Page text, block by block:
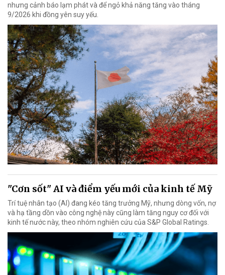
nhưng cảnh báo lạm phát và để ngỏ khả năng tăng vào tháng
9/2026 khi đồng yên suy yếu.
"Cơn sốt" AI và điểm yếu mới của kinh tế Mỹ
Trí tuệ nhân tạo (AI) đang kéo tăng trưởng Mỹ, nhưng dòng vốn, nợ
và hạ tầng dồn vào công nghệ này cũng làm tăng nguy cơ đối với
kinh tế nước này, theo nhóm nghiên cứu của S&P Global Ratings.